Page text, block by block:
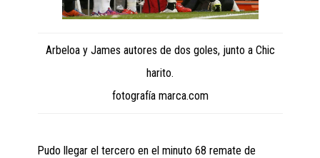
Arbeloa y James autores de dos goles, junto a Chic
harito.
fotografía marca.com
Pudo llegar el tercero en el minuto 68 remate de